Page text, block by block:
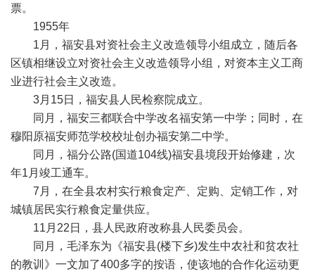
票。
1955年
1月，福安县对资社会主义改造领导小组成立，随后各
区镇相继设立对资社会主义改造领导小组，对资本主义工商
业进行社会主义改造。
3月15日，福安县人民检察院成立。
同月，福安三都联合中学改名福安第一中学；同时，在
穆阳原福安师范学校校址创办福安第二中学。
同月，福分公路(国道104线)福安县境段开始修建，次
年1月竣工通车。
7月，在全县农村实行粮食定产、定购、定销工作，对
城镇居民实行粮食定量供应。
11月22日，县人民政府改称县人民委员会。
同月，毛泽东为《福安县(楼下乡)发生中农社和贫农社
的教训》一文加了400多字的按语，使该地的合作化运动更